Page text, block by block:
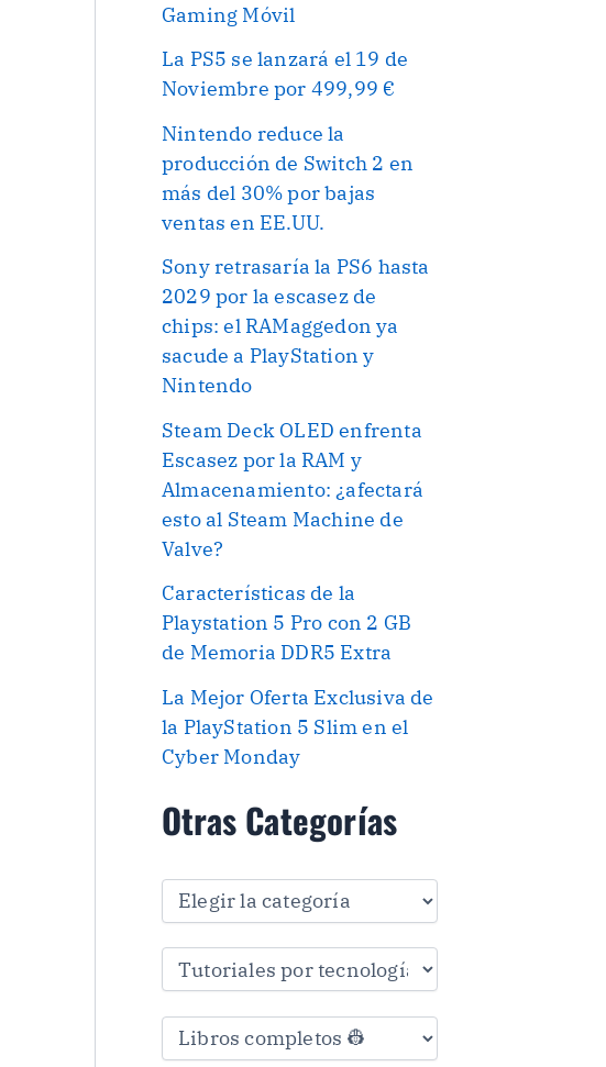
Gaming Móvil
La PS5 se lanzará el 19 de
Noviembre por 499,99 €
Nintendo reduce la
producción de Switch 2 en
más del 30% por bajas
ventas en EE.UU.
Sony retrasaría la PS6 hasta
2029 por la escasez de
chips: el RAMaggedon ya
sacude a PlayStation y
Nintendo
Steam Deck OLED enfrenta
Escasez por la RAM y
Almacenamiento: ¿afectará
esto al Steam Machine de
Valve?
Características de la
Playstation 5 Pro con 2 GB
de Memoria DDR5 Extra
La Mejor Oferta Exclusiva de
la PlayStation 5 Slim en el
Cyber Monday
Otras Categorías
O
a
a